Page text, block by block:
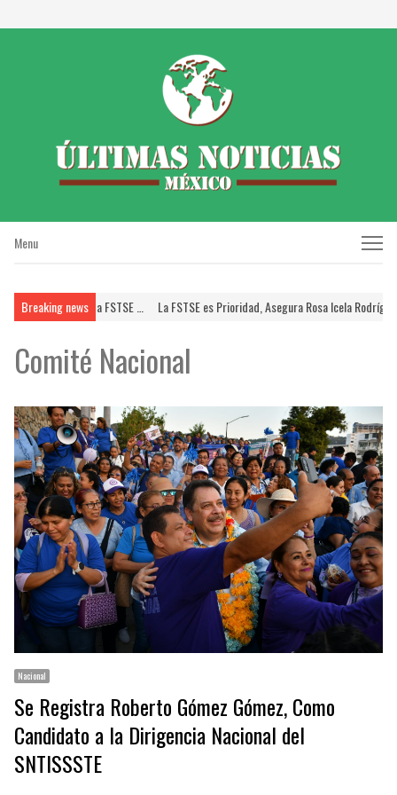
Menu
Menu
Breaking newsBrinda FSTSE … La FSTSE es Prioridad, Asegura Rosa Icela
Comité Nacional
Nacional
Se Registra Roberto Gómez Gómez, Como
Candidato a la Dirigencia Nacional del
SNTISSSTE